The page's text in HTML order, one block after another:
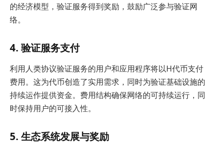
的经济模型，验证服务得到奖励，鼓励广泛参与验证网
络。
4. 验证服务支付
利用人类协议验证服务的用户和应用程序将以H代币支付
费用。这为代币创造了实用需求，同时为验证基础设施的
持续运作提供资金。费用结构确保网络的可持续运行，同
时保持用户的可接入性。
5. 生态系统发展与奖励